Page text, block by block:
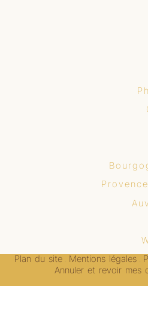
Plan du site- Mentions légales-
Annuler et revoir mes